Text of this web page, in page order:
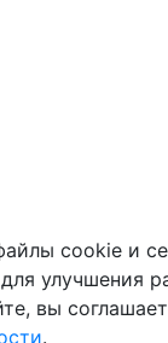
cookie и
улучшения
вы
.